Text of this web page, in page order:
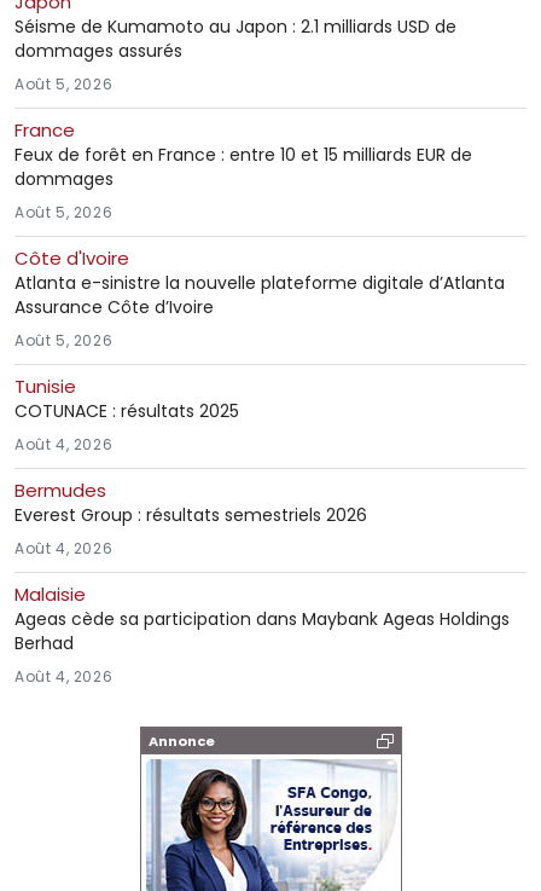
Annonce
Séisme de Kumamoto au Japon : 2.1 milliards USD de
dommages assurés
Août 5, 2026
France
Feux de forêt en France : entre 10 et 15 milliards EUR de
dommages
Août 5, 2026
Côte d'Ivoire
Atlanta e-sinistre la nouvelle plateforme digitale d’Atlanta
Assurance Côte d’Ivoire
Août 5, 2026
Tunisie
COTUNACE : résultats 2025
Août 4, 2026
Bermudes
Everest Group : résultats semestriels 2026
Août 4, 2026
Malaisie
Ageas cède sa participation dans Maybank Ageas Holdings
Berhad
Août 4, 2026